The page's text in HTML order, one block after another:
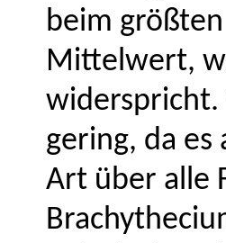
beim
Mittelwert,
widerspricht.
gering, da
Art über alle